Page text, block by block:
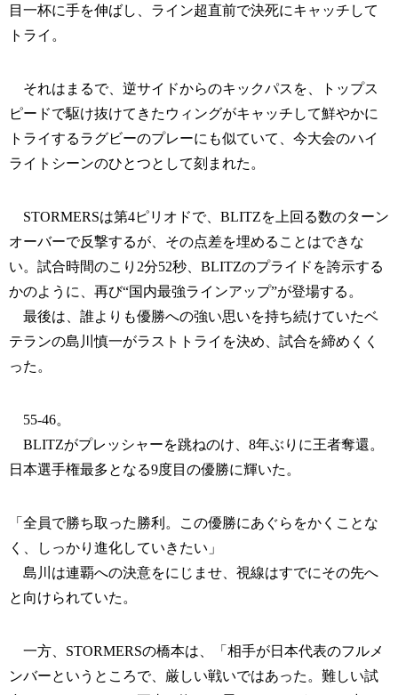
目一杯に手を伸ばし、ライン超直前で決死にキャッチして
トライ。
それはまるで、逆サイドからのキックパスを、トップス
ピードで駆け抜けてきたウィングがキャッチして鮮やかに
トライするラグビーのプレーにも似ていて、今大会のハイ
ライトシーンのひとつとして刻まれた。
STORMERSは第4ピリオドで、BLITZを上回る数のターン
オーバーで反撃するが、その点差を埋めることはできな
い。試合時間のこり2分52秒、BLITZのプライドを誇示する
かのように、再び“国内最強ラインアップ”が登場する。
最後は、誰よりも優勝への強い思いを持ち続けていたベ
テランの島川慎一がラストトライを決め、試合を締めくく
った。
55-46。
BLITZがプレッシャーを跳ねのけ、8年ぶりに王者奪還。
日本選手権最多となる9度目の優勝に輝いた。
「全員で勝ち取った勝利。この優勝にあぐらをかくことな
く、しっかり進化していきたい」
島川は連覇への決意をにじませ、視線はすでにその先へ
と向けられていた。
一方、STORMERSの橋本は、「相手が日本代表のフルメ
ンバーというところで、厳しい戦いではあった。難しい試